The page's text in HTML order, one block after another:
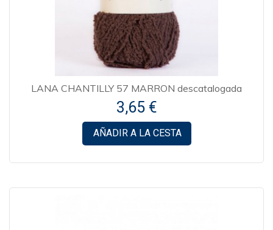
LANA CHANTILLY 57 MARRON descatalogada
3,65 €
AÑADIR A LA CESTA